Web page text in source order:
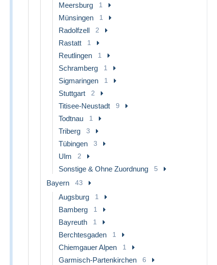
Meersburg 1
Münsingen 1
Radolfzell 2
Rastatt 1
Reutlingen 1
Schramberg 1
Sigmaringen 1
Stuttgart 2
Titisee-Neustadt 9
Todtnau 1
Triberg 3
Tübingen 3
Ulm 2
Sonstige & Ohne Zuordnung 5
Bayern 43
Augsburg 1
Bamberg 1
Bayreuth 1
Berchtesgaden 1
Chiemgauer Alpen 1
Garmisch-Partenkirchen 6